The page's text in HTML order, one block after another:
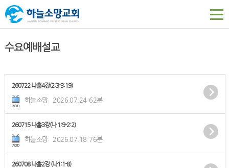
수요예배설교
260722 나훔4강(2:3-3:19)
하늘소망 2026.07.24 62분
260715 나훔3강(나 1:9-2:2)
하늘소망 2026.07.18 76분
260708 나훔2강 (나1:1-8)